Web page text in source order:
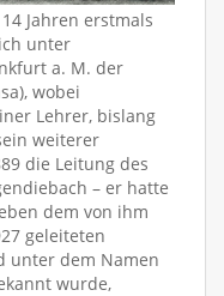
Jahren erstmals
unter
a. M. der
wobei
Lehrer, bislang
weiterer
die Leitung des
– er hatte
dem von ihm
geleiteten
unter dem Namen
wurde,